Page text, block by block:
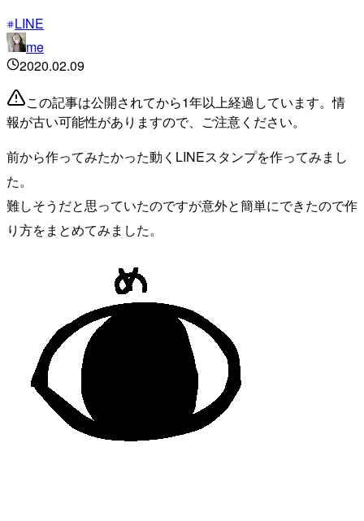
LINE
me
2020.02.09
この記事は公開されてから1年以上経過しています。情
報が古い可能性がありますので、ご注意ください。
前から作ってみたかった動くLINEスタンプを作ってみまし
た。
難しそうだと思っていたのですが意外と簡単にできたので作
り方をまとめてみました。